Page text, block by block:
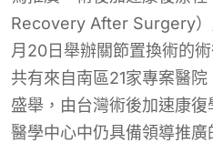
Recovery After Surgery）
月20日舉辦關節置換術的
共有來自南區21家專案醫
盛舉，由台灣術後加速康
醫學中心中仍具備領導推廣